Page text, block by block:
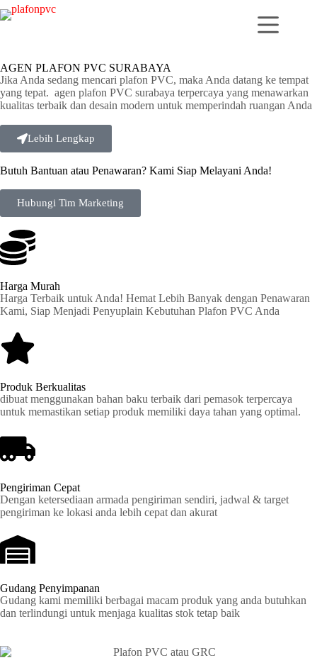
AGEN PLAFON PVC SURABAYA
Jika Anda sedang mencari plafon PVC, maka Anda datang ke tempat
yang tepat. agen plafon PVC surabaya terpercaya yang menawarkan
kualitas terbaik dan desain modern untuk memperindah ruangan Anda
Lebih Lengkap
Butuh Bantuan atau Penawaran? Kami Siap Melayani Anda!
Hubungi Tim Marketing
Harga Murah
Harga Terbaik untuk Anda! Hemat Lebih Banyak dengan Penawaran
Kami, Siap Menjadi Penyuplain Kebutuhan Plafon PVC Anda
Produk Berkualitas
dibuat menggunakan bahan baku terbaik dari pemasok terpercaya
untuk memastikan setiap produk memiliki daya tahan yang optimal.
Pengiriman Cepat
Dengan ketersediaan armada pengiriman sendiri, jadwal & target
pengiriman ke lokasi anda lebih cepat dan akurat
Gudang Penyimpanan
Gudang kami memiliki berbagai macam produk yang anda butuhkan
dan terlindungi untuk menjaga kualitas stok tetap baik